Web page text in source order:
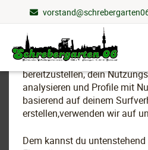
Wir nutzen
Um essenzielle Funktionen
bereitzustellen, dein
analysieren und Profile mit
basierend auf deinem
erstellen,verwenden wir auf
Dem kannst du
Navigation
überspringen